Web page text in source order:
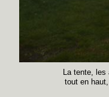
La tente, les
tout en